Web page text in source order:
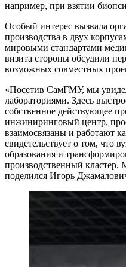
например, при взятии
Особый интерес вызвала
производства в двух
мировыми стандартами
визита стороны обсудили
возможных совместных
«Посетив СамГМУ, мы
лабораториями. Здесь
собственное действующее
инжиниринговый центр,
взаимосвязаны и работают
свидетельствует о том, что
образования и
производственный кластер.
поделился Игорь